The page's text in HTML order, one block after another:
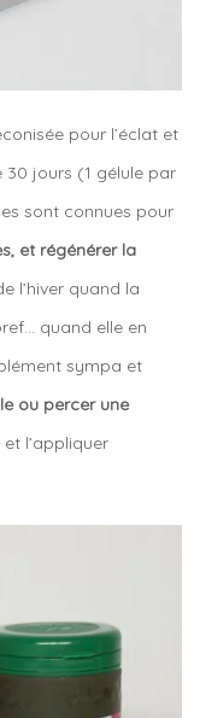
pour l’éclat et
jours (1 gélule par
sont connues pour
et régénérer la
l’hiver quand la
quand elle en
sympa et
ou percer une
et l’appliquer